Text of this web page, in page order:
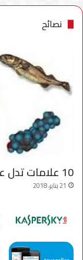
نصائح
10 علامات تدل على نقص ” فيتامين د ” في الجسم
21 يناير، 2018